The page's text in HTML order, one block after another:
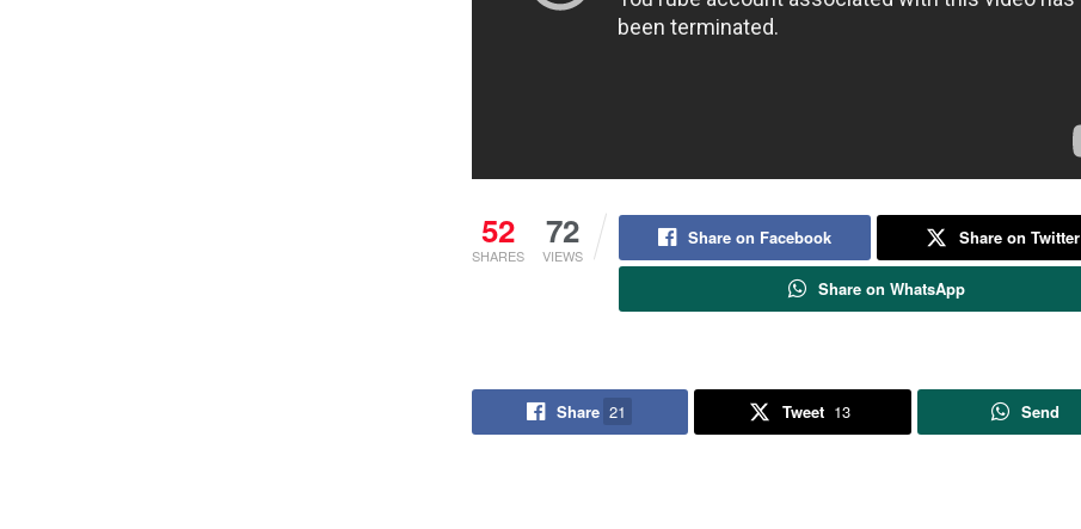
52
SHARES
72
VIEWS
Share on Facebook Share on Twitter
Share on WhatsApp
Share 21 Tweet 13 Send